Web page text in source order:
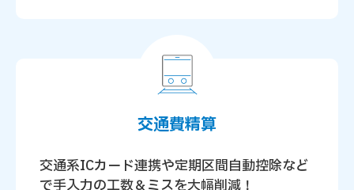
交通費精算
交通系ICカード連携や定期区間自動控除など
で手入力の工数＆ミスを大幅削減！